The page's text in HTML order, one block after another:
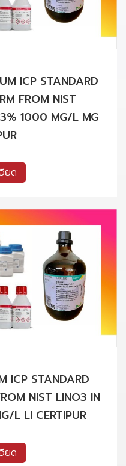
ICP STANDARD
FROM NIST
1000 MG/L MG
ยด
ICP STANDARD
NIST LINO3 IN
L LI CERTIPUR
ยด